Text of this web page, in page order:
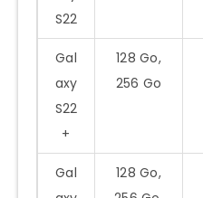
S22
Gal
axy
S22
+
128 Go,
256 Go
Gal
128 Go,